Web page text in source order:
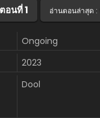
ตอนที่ 1 อ่านตอนล่าสุด :
Ongoing
2023
Dool